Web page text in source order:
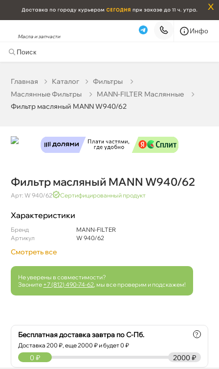
x
Масла и запчасти
Инфо
Главная Катало
Фильтры
Маслянные Фильтры
MANN-FILTER Маслянные
Фильтр масляный MANN W940/62
Фильтр масляный MANN W940/62
Арт: W 940/62 Сертифицированный продукт
Характеристики
Бренд
MANN-FILTER
Артикул
W 940/62
Смотреть все
Не уверены в совместимости?
Звоните +7 (812) 490-74-62 , мы все проверим и подскажем!
Бесплатная доставка завтра по С-Пб.
Доставка200 ₽, еще2000 ₽ и будет 0 ₽
?
2000 ₽
0 ₽
Бесплатная Завтра, 06.08 (при заказе от 2000₽)
Самовывоз